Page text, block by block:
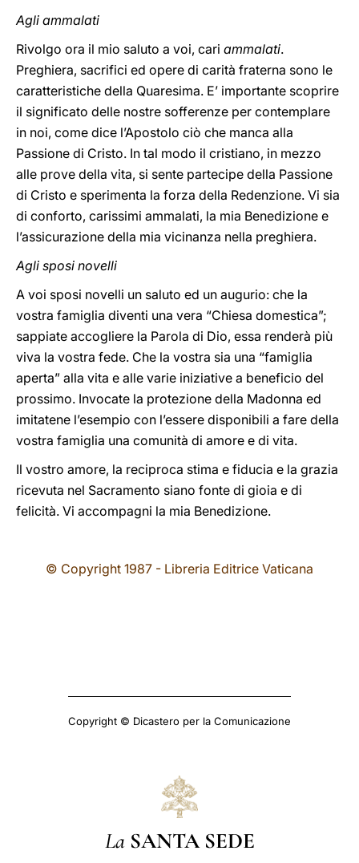
Agli ammalati
Rivolgo ora il mio saluto a voi, cari ammalati.
Preghiera, sacrifici ed opere di carità fraterna sono le
caratteristiche della Quaresima. E’ importante scoprire
il significato delle nostre sofferenze per contemplare
in noi, come dice l’Apostolo ciò che manca alla
Passione di Cristo. In tal modo il cristiano, in mezzo
alle prove della vita, si sente partecipe della Passione
di Cristo e sperimenta la forza della Redenzione. Vi sia
di conforto, carissimi ammalati, la mia Benedizione e
l’assicurazione della mia vicinanza nella preghiera.
Agli sposi novelli
A voi sposi novelli un saluto ed un augurio: che la
vostra famiglia diventi una vera “Chiesa domestica”;
sappiate accogliere la Parola di Dio, essa renderà più
viva la vostra fede. Che la vostra sia una “famiglia
aperta” alla vita e alle varie iniziative a beneficio del
prossimo. Invocate la protezione della Madonna ed
imitatene l’esempio con l’essere disponibili a fare della
vostra famiglia una comunità di amore e di vita.
Il vostro amore, la reciproca stima e fiducia e la grazia
ricevuta nel Sacramento siano fonte di gioia e di
felicità. Vi accompagni la mia Benedizione.
© Copyright 1987 - Libreria Editrice Vaticana
Copyright © Dicastero per la Comunicazione
La SANTA SEDE